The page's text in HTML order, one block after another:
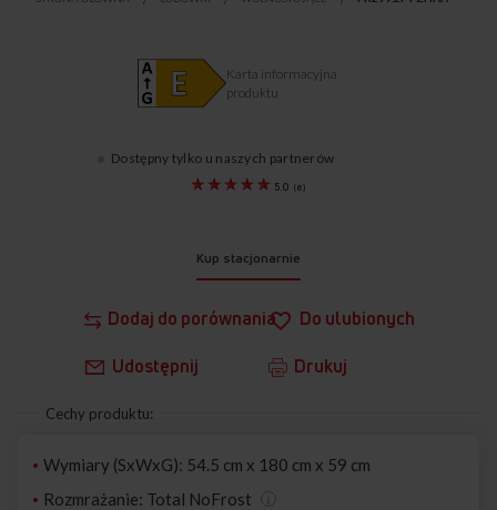
początek
Dodaj do porównania Do ulubionych
Udostępnij Drukuj
5.0 (6)
Karta informacyjna
produktu
Dostępny tylko u naszych partnerów
Kup stacjonarnie
Cechy produktu:
Wymiary (SxWxG): 54.5 cm x 180 cm x 59 cm
Rozmrażanie: Total NoFrost